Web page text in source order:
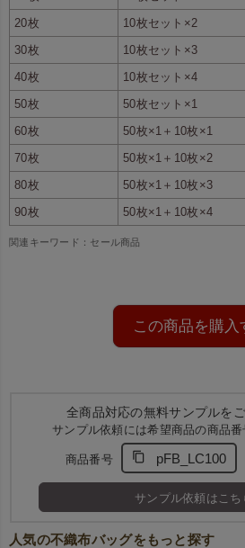
中横・大は、女性なら肩がけが
できるのが特徴。もちろん手持
ちでも使えます。
側面、
る、
20枚
10枚セット×2
30枚
10枚セット×3
40枚
10枚セット×4
50枚
50枚セット×1
60枚
50枚×1＋10枚×1
70枚
50枚×1＋10枚×2
80枚
50枚×1＋10枚×3
90枚
50枚×1＋10枚×4
関連キーワード：セール商品
この商品を購入
全商品対応の無料サンプルを
サンプル依頼には希望商品の商品
商品番号 pFB_LC100
サンプル依頼はこち
人気の不織布バッグをもっと探す